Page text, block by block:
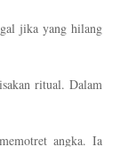
jika yang hilang
ritual. Dalam
angka. Ia